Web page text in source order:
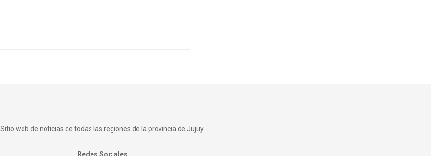
Sitio web de noticias de todas las regiones de la provincia de Jujuy.
Redes Sociales